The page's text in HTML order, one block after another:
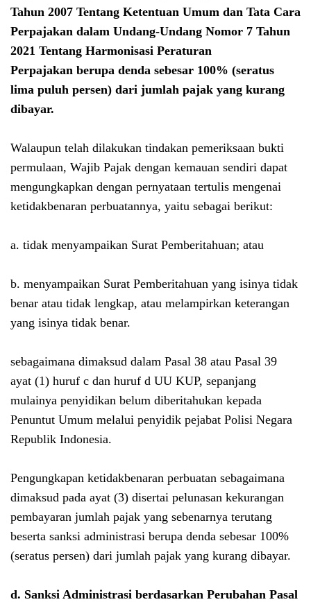
Tahun 2007 Tentang Ketentuan Umum dan Tata Cara
Perpajakan dalam Undang-Undang Nomor 7 Tahun
2021 Tentang Harmonisasi Peraturan
Perpajakan berupa denda sebesar 100% (seratus
lima puluh persen) dari jumlah pajak yang kurang
dibayar.
Walaupun telah dilakukan tindakan pemeriksaan bukti
permulaan, Wajib Pajak dengan kemauan sendiri dapat
mengungkapkan dengan pernyataan tertulis mengenai
ketidakbenaran perbuatannya, yaitu sebagai berikut:
a. tidak menyampaikan Surat Pemberitahuan; atau
b. menyampaikan Surat Pemberitahuan yang isinya tidak
benar atau tidak lengkap, atau melampirkan keterangan
yang isinya tidak benar.
sebagaimana dimaksud dalam Pasal 38 atau Pasal 39
ayat (1) huruf c dan huruf d UU KUP, sepanjang
mulainya penyidikan belum diberitahukan kepada
Penuntut Umum melalui penyidik pejabat Polisi Negara
Republik Indonesia.
Pengungkapan ketidakbenaran perbuatan sebagaimana
dimaksud pada ayat (3) disertai pelunasan kekurangan
pembayaran jumlah pajak yang sebenarnya terutang
beserta sanksi administrasi berupa denda sebesar 100%
(seratus persen) dari jumlah pajak yang kurang dibayar.
d. Sanksi Administrasi berdasarkan Perubahan Pasal